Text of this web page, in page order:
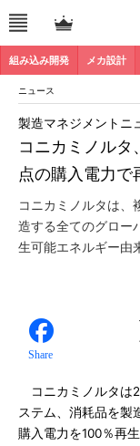
組み込み開発 メカ設計
ニュース
コニカミノルタ
点の購入電力で
製造マネジメントニ
コニカミノルタは、
造する全てのグロー
生可能エネルギー由
Share
コニカミノルタは
ステム、消耗品を製
購入電力を100％再